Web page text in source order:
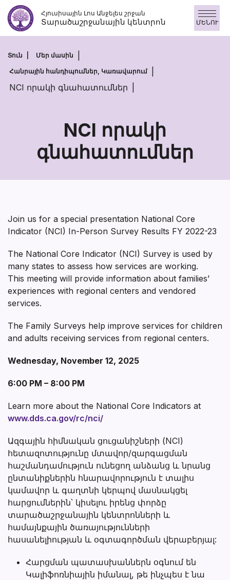
Անցնել
բովանդակությանըՀյուսիսային Լոս Անջելես շրջան
Տարածաշրջանային կենտրոն ՄԵՆՈՒ
Տուն Մեր մասին
Հանրային հանդիպումներ, Կառավարում
NCI որակի գնահատումներ
NCI որակի
գնահատումներ
NCI
Join us for a special presentation National Core
Indicator (NCI) In-Person Survey Results FY 2022-23
The National Core Indicator (NCI) Survey is used by
many states to assess how services are working.
This meeting will provide information about families’
experiences with regional centers and vendored
services.
The Family Surveys help improve services for children
and adults receiving services from regional centers.
Wednesday, November 12, 2025
6:00 PM – 8:00 PM
Learn more about the National Core Indicators at
www.dds.ca.gov/rc/nci/
Ազգային հիմնական ցուցանիշների (NCI)
հետազոտությունը մտավոր/զարգացման
հաշմանդամություն ունեցող անձանց և նրանց
ընտանիքներին հնարավորություն է տալիս
կամավոր և գաղտնի կերպով մասնակցել
հարցումներին՝ կիսելու իրենց փորձը
տարածաշրջանային կենտրոնների և
համայնքային ծառայությունների
հասանելիության և օգտագործման վերաբերյալ:
Հարցման պատասխաններն օգնում են
Կալիֆոռնիային իմանալ, թե ինչպես է նա